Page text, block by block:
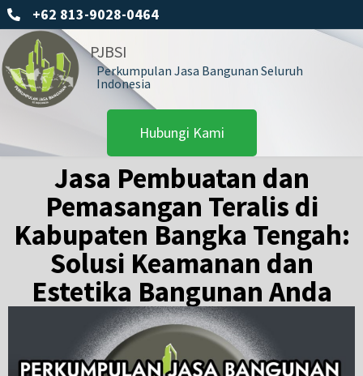
+62 813-9028-0464
PJBSI
Perkumpulan Jasa Bangunan Seluruh
Indonesia
Hubungi Kami
Jasa Pembuatan dan
Pemasangan Teralis di
Kabupaten Bangka Tengah:
Solusi Keamanan dan
Estetika Bangunan Anda